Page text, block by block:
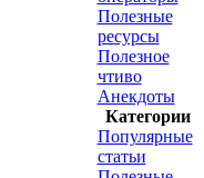
Полезные
ресурсы
Полезное
чтиво
Анекдоты
Категории
Популярные
статьи